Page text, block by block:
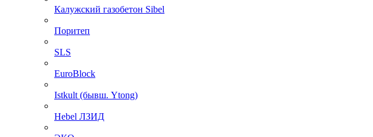
Калужский газобетон Sibel
Поритеп
SLS
EuroBlock
Istkult (бывш. Ytong)
Hebel ЛЗИД